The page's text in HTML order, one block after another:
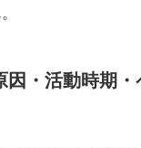
・活動時期